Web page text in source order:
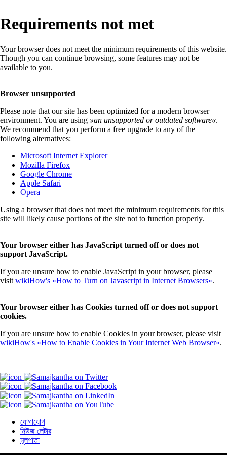
Requirements not met
Your browser does not meet the minimum requirements of this website.
Though you can continue browsing, some features may not be
available to you.
Browser unsupported
Please note that our site has been optimized for a modern browser
environment. You are using »an unsupported or outdated software«.
We recommend that you perform a free upgrade to any of the
following alternatives:
Microsoft Internet Explorer
Mozilla Firefox
Google Chrome
Apple Safari
Opera
Using a browser that does not meet the minimum requirements for this
site will likely cause portions of the site not to function properly.
Your browser either has JavaScript turned off or does not
support JavaScript.
If you are unsure how to enable JavaScript in your browser, please
visit wikiHow's »How to Turn on Javascript in Internet Browsers«.
Your browser either has Cookies turned off or does not support
cookies.
If you are unsure how to enable Cookies in your browser, please visit
wikiHow's »How to Enable Cookies in Your Internet Web Browser«.
যোগাযোগ
নিউজ লেটার
মূলপাতা